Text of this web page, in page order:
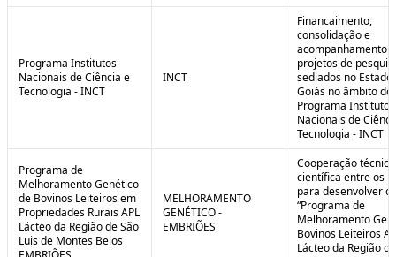
Programa Institutos
Nacionais de Ciência e
Tecnologia - INCT
INCT
Financaimento,
consolidação e
acompanhamento
projetos de
sediados no Estado
Goiás no âmbito do
Programa Institutos
Nacionais de
Tecnologia - INCT
Programa de
Melhoramento Genético
de Bovinos Leiteiros em
Propriedades Rurais APL
Lácteo da Região de São
Luis de Montes Belos
MELHORAMENTO
GENÉTICO -
EMBRIÕES
Cooperação
científica entre os
para desenvolver o
“Programa de
Melhoramento
Bovinos Leiteiros
Lácteo da Região